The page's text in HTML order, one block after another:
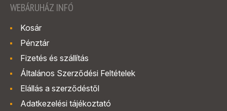
WEBÁRUHÁZ INFÓ
Kosár
Pénztár
Fizetés és szállítás
Általános Szerződési Feltételek
Elállás a szerződéstől
Adatkezelési tájékoztató